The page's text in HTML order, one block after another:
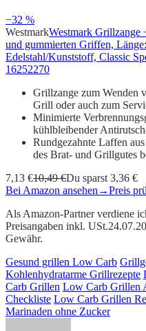
−32 %
WestmarkWestmark Grillzange
und gummierten Griffen,
Edelstahl/Kunststoff, Classic
16252270
Grillzange zum Wenden
Grill oder auch zum
Minimierte
kühlbleibender
Rundgezahnte Laffen
des Brat- und Grillgutes
7,13 €10,49 €Du sparst 3,36 €
Bei Amazon ansehen →Preis
Als Amazon-Partner verdiene
Preisangaben inkl.
Gewähr.
Gesund grillen Low Carb
Kohlenhydratarme Grillrezepte
Carb Grillen Low Carb Grillen
Checkliste Low Carb Grillen
Marinaden ohne Zucker